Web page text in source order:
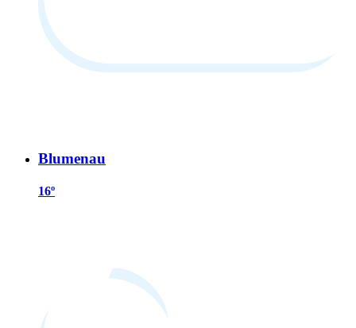
Blumenau
16º